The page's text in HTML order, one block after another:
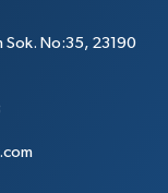
Sok. No:35, 23190